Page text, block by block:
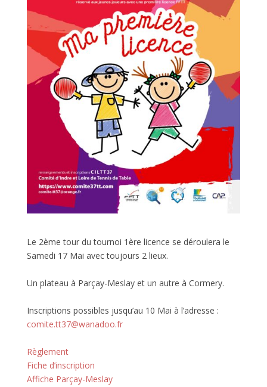
Le 2ème tour du tournoi 1ère licence se déroulera le
Samedi 17 Mai avec toujours 2 lieux.
Un plateau à Parçay-Meslay et un autre à Cormery.
Inscriptions possibles jusqu’au 10 Mai à l’adresse :
comite.tt37@wanadoo.fr
Règlement
Fiche d’inscription
Affiche Parçay-Meslay